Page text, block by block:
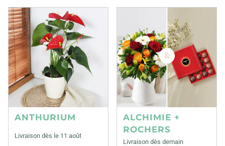
ANTHURIUM
Livraison dès le 11 août
ALCHIMIE +
ROCHERS
Livraison dès demain